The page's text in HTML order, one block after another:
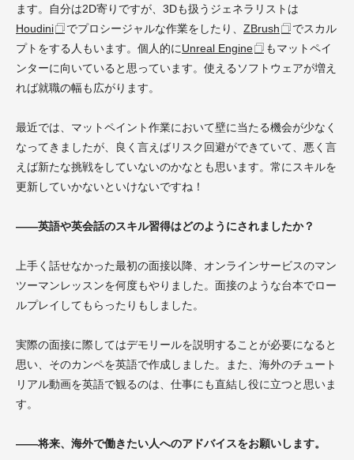
ます。自分は2D寄りですが、3Dも扱うジェネラリストは
Houdini
でプロシージャルな作業をしたり、 ZBrush
でスカル
プトをする人もいます。個人的にUnreal Engine
もマットペイ
ンターに向いていると思っています。使えるソフトウェアが増え
れば就職の幅も広がります。
最近では、マットペイント作業において壁に当たる機会が少なく
なってきましたが、良く言えばリスク回避ができていて、悪く言
えば新たな挑戦をしていないのかなとも思います。常にスキルを
更新していかないといけないですね！
――英語や英会話のスキル習得はどのようにされましたか？
上手く話せなかった最初の面接以降、オンラインサービスのマン
ツーマンレッスンを何度もやりました。面接のような台本でロー
ルプレイしてもらったりもしました。
実際の面接に際してはデモリールを説明することが必要になると
思い、そのカンペを英語で作成しました。また、海外のチュート
リアル動画を英語で観るのは、仕事にも直結し役に立つと思いま
す。
――将来、海外で働きたい人へのアドバイスをお願いします。